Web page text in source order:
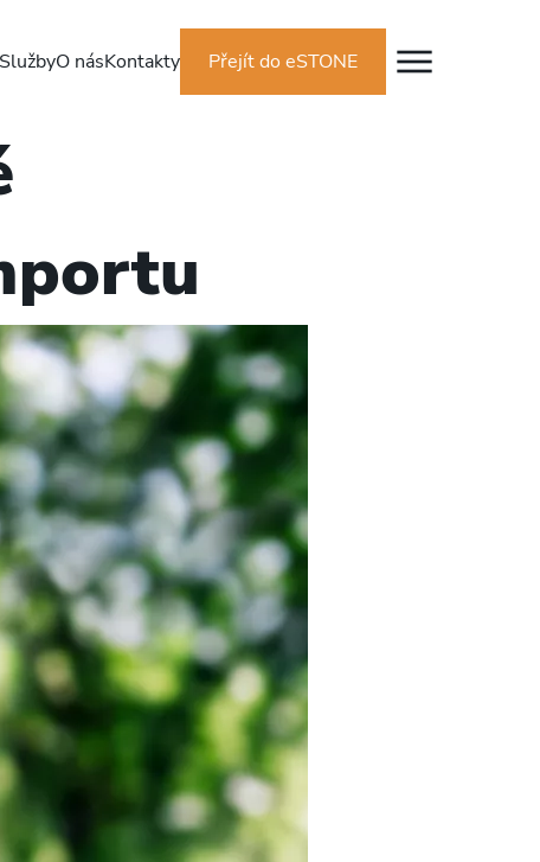
SlužbyO násKontakty Přejít do eSTONE